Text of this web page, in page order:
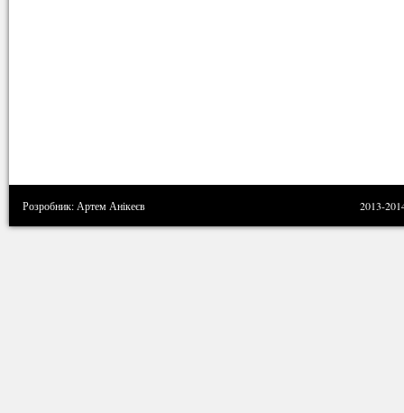
Розробник: Артем Анікеєв 2013-